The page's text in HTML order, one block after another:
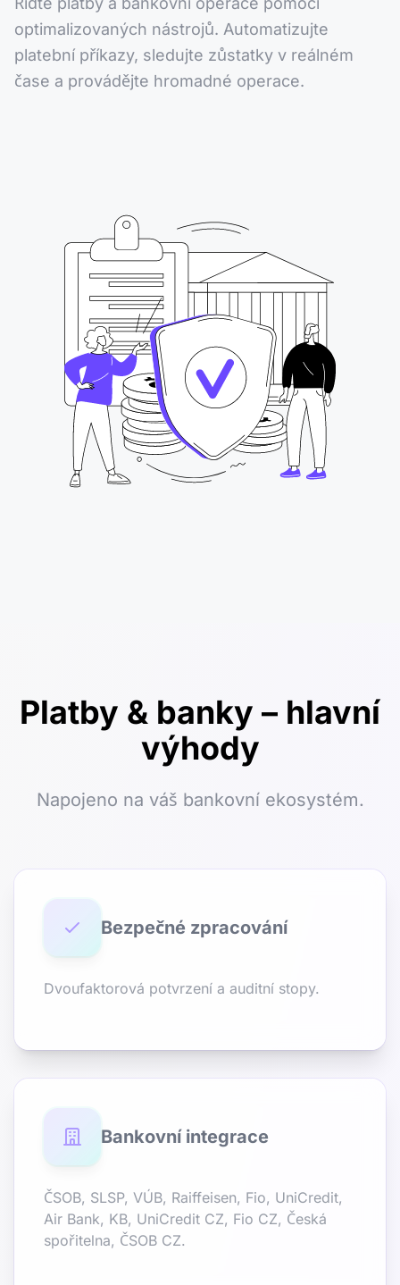
optimalizovaných nástrojů. Automatizujte
platební příkazy, sledujte zůstatky v reálném
čase a provádějte hromadné operace.
Platby & banky – hlavní
výhody
Napojeno na váš bankovní ekosystém.
Bezpečné zpracování
Dvoufaktorová potvrzení a auditní stopy.
Bankovní integrace
ČSOB, SLSP, VÚB, Raiffeisen, Fio, UniCredit,
Air Bank, KB, UniCredit CZ, Fio CZ, Česká
spořitelna, ČSOB CZ.